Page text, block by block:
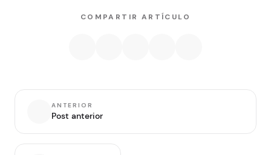
COMPARTIR ARTÍCULO
ANTERIOR
Post anterior